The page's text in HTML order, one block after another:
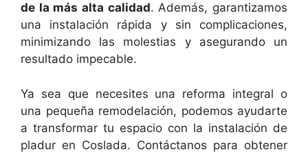
de la más alta calidad. Además, garantizamos
una instalación rápida y sin complicaciones,
minimizando las molestias y asegurando un
resultado impecable.
Ya sea que necesites una reforma integral o
una pequeña remodelación, podemos ayudarte
a transformar tu espacio con la instalación de
pladur en Coslada. Contáctanos para obtener